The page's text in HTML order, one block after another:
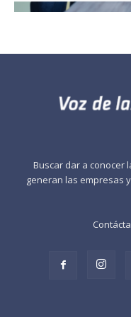
Buscar dar a conocer
generan las empresas